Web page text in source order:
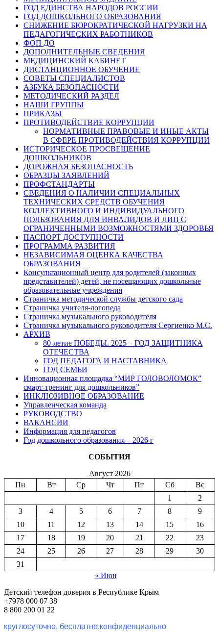
ГОД ЕДИНСТВА НАРОДОВ РОССИИ
ГОД ДОШКОЛЬНОГО ОБРАЗОВАНИЯ
СНИЖЕНИЕ БЮРОКРАТИЧЕСКОЙ НАГРУЗКИ НА
ПЕДАГОГИЧЕСКИХ РАБОТНИКОВ
ФОП ДО
ДОПОЛНИТЕЛЬНЫЕ СВЕДЕНИЯ
МЕДИЦИНСКИЙ КАБИНЕТ
ДИСТАНЦИОННОЕ ОБУЧЕНИЕ
СОВЕТЫ СПЕЦИАЛИСТОВ
АЗБУКА БЕЗОПАСНОСТИ
МЕТОДИЧЕСКИЙ РАЗДЕЛ
НАШИ ГРУППЫ
ПРИКАЗЫ
ПРОТИВОДЕЙСТВИЕ КОРРУПЦИИ
НОРМАТИВНЫЕ ПРАВОВЫЕ И ИНЫЕ АКТЫ
В СФЕРЕ ПРОТИВОДЕЙСТВИЯ КОРРУПЦИИ
ИСТОРИЧЕСКОЕ ПРОСВЕЩЕНИЕ
ДОШКОЛЬНИКОВ
ДОРОЖНАЯ БЕЗОПАСНОСТЬ
ОБРАЗЦЫ ЗАЯВЛЕНИЙ
ПРОФСТАНДАРТЫ
СВЕДЕНИЯ О НАЛИЧИИ СПЕЦИАЛЬНЫХ
ТЕХНИЧЕСКИХ СРЕДСТВ ОБУЧЕНИЯ
КОЛЛЕКТИВНОГО И ИНДИВИДУАЛЬНОГО
ПОЛЬЗОВАНИЯ ДЛЯ ИНВАЛИДОВ И ЛИЦ С
ОГРАНИЧЕННЫМИ ВОЗМОЖНОСТЯМИ ЗДОРОВЬЯ
ПАСПОРТ ДОСТУПНОСТИ
ПРОГРАММА РАЗВИТИЯ
НЕЗАВИСИМАЯ ОЦЕНКА КАЧЕСТВА
ОБРАЗОВАНИЯ
Консультационный центр для родителей (законных
представителей) детей, не посещающих дошкольные
образовательные учреждения
Страничка методической службы детского сада
Страничка учителя-логопеда
Страничка музыкального руководителя
Страничка музыкального руководителя Сергиенко М.С.
АРХИВ
80-летие ПОБЕДЫ. 2025 – ГОД ЗАЩИТНИКА
ОТЕЧЕСТВА
ГОД ПЕДАГОГА И НАСТАВНИКА
ГОД СЕМЬИ
Инновационная площадка “МИР ГОЛОВОЛОМОК”
смарт-тренинг для дошкольников”
ИНКЛЮЗИВНОЕ ОБРАЗОВАНИЕ
Управленческая команда
РУКОВОДСТВО
ВАКАНСИИ
Информация для педагогов
Год дошкольного образования – 2026 г
СОБЫТИЯ
Август 2026
Пн
Вт Ср Чт Пт Сб
Вс
1
2
3
4 5 6 7 8
9
10
11 12 13 14 15
16
17
18 19 20 21 22
23
24
25 26 27 28 29
30
31
« Июн
Детский телефон доверия в Республике Крым
+7978 000 07 38
8 800 200 01 22
круглосуточно, бесплатно,конфиденциально